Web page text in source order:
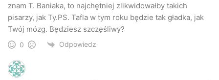
znam T. Baniaka, to najchętniej zlikwidowałby takich
pisarzy, jak Ty.PS. Tafla w tym roku będzie tak gładka, jak
Twój mózg. Będziesz szczęśliwy?
0 Odpowiedz